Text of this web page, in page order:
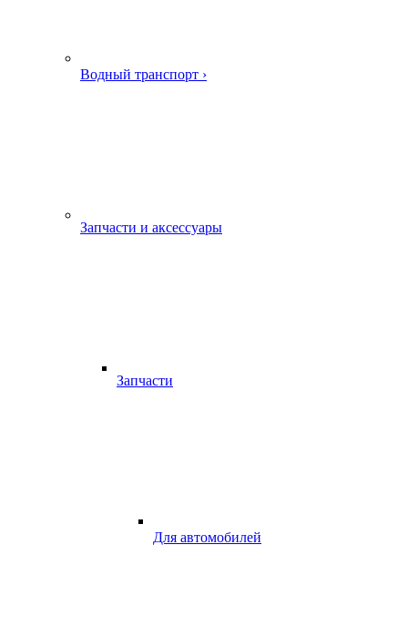
Водный транспорт ›
Запчасти и аксессуары
Запчасти
Для автомобилей